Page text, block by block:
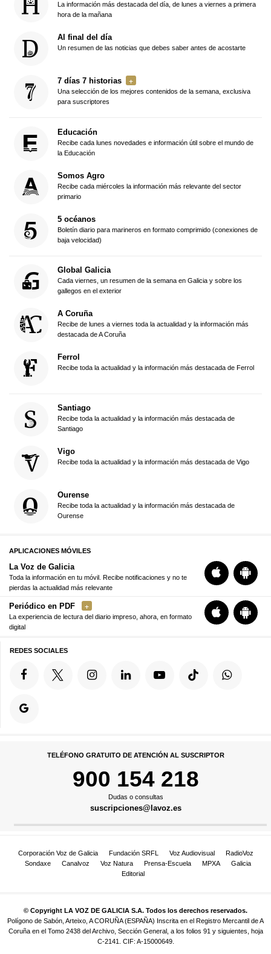
La información más destacada del día, de lunes a viernes a primera
hora de la mañana
Al final del día
Un resumen de las noticias que debes saber antes de acostarte
7 días 7 historias
Una selección de los mejores contenidos de la semana, exclusiva
para suscriptores
Educación
Recibe cada lunes novedades e información útil sobre el mundo de
la Educación
Somos Agro
Recibe cada miércoles la información más relevante del sector
primario
5 océanos
Boletín diario para marineros en formato comprimido (conexiones de
baja velocidad)
Global Galicia
Cada viernes, un resumen de la semana en Galicia y sobre los
gallegos en el exterior
A Coruña
Recibe de lunes a viernes toda la actualidad y la información más
destacada de A Coruña
Ferrol
Recibe toda la actualidad y la información más destacada de Ferrol
Santiago
Recibe toda la actualidad y la información más destacada de
Santiago
Vigo
Recibe toda la actualidad y la información más destacada de Vigo
Ourense
Recibe toda la actualidad y la información más destacada de
Ourense
APLICACIONES MÓVILES
La Voz de Galicia
Toda la información en tu móvil. Recibe notificaciones y no te
pierdas la actualidad más relevante
Periódico en PDF
La experiencia de lectura del diario impreso, ahora, en formato
digital
REDES SOCIALES
TELÉFONO GRATUITO DE ATENCIÓN AL SUSCRIPTOR
900 154 218
Dudas o consultas
suscripciones@lavoz.es
Corporación Voz de Galicia Fundación SRFL Voz Audiovisual
RadioVoz
Sondaxe
Canalvoz Voz Natura Prensa-Escuela MPXA
Galicia
Editorial
© Copyright LA VOZ DE GALICIA S.A. Todos los derechos reservados.
Polígono de Sabón, Arteixo, A CORUÑA (ESPAÑA) Inscrita en el Registro Mercantil de A
Coruña en el Tomo 2438 del Archivo, Sección General, a los folios 91 y siguientes, hoja
C-2141. CIF: A-15000649.